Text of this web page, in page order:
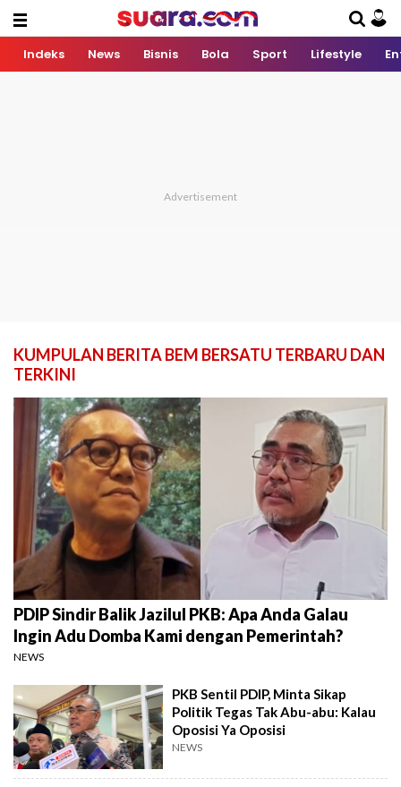
Indeks News Bisnis Bola Sport Lifestyle
KUMPULAN BERITA BEM BERSATU TERBARU DAN
TERKINI
PDIP Sindir Balik Jazilul PKB: Apa Anda Galau
Ingin Adu Domba Kami dengan Pemerintah?
NEWS
PKB Sentil PDIP, Minta Sikap
Politik Tegas Tak Abu-abu: Kalau
Oposisi Ya Oposisi
NEWS